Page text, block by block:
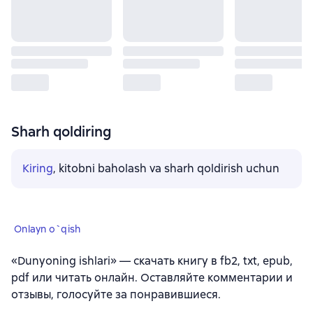
Sharh qoldiring
Kiring, kitobni baholash va sharh qoldirish uchun
Onlayn o`qish
«Dunyoning ishlari» — скачать книгу в fb2, txt, epub,
pdf или читать онлайн. Оставляйте комментарии и
отзывы, голосуйте за понравившиеся.